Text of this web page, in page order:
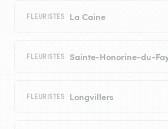
FLEURISTES La Caine
FLEURISTES Sainte-Honorine-du-
FLEURISTES Longvillers